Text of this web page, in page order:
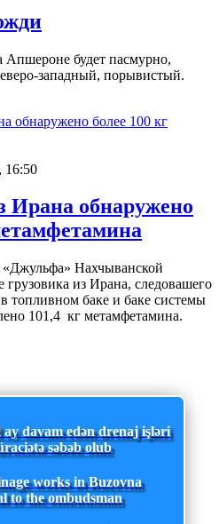
Апшероне будет пасмурно,
западный, порывистый.
16:50
Ирана обнаружено
Нахчыванской
из Ирана, следовашего
топливном баке и баке системы
101,4 кг метамфетамина.
davam edən drenaj işləri
səbəb olub
works in Buzovna
to the ombudsman